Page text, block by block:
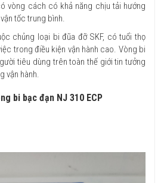
vòng cách có khả năng chịu tải hướng
tốc trung bình.
chủng loại bi đũa đỡ SKF, có tuổi thọ
trong điều kiện vận hành cao. Vòng bi
tiêu dùng trên toàn thế giới tin tưởng
vận hành.
bi bạc đạn NJ 310 ECP